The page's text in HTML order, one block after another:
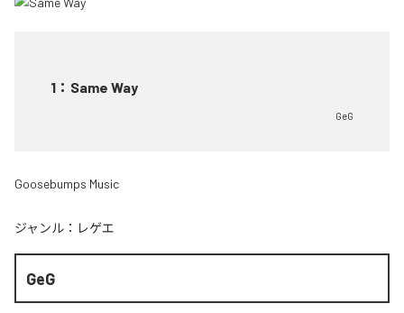
1 ： Same Way
GeG
Goosebumps Music
ジャンル： レゲエ
GeG